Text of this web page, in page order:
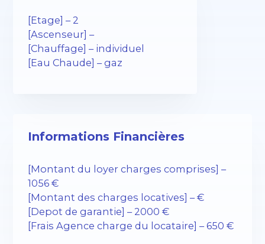
[Etage] – 2
[Ascenseur] –
[Chauffage] – individuel
[Eau Chaude] – gaz
Informations Financières
[Montant du loyer charges comprises] –
1056 €
[Montant des charges locatives] – €
[Depot de garantie] – 2000 €
[Frais Agence charge du locataire] – 650 €